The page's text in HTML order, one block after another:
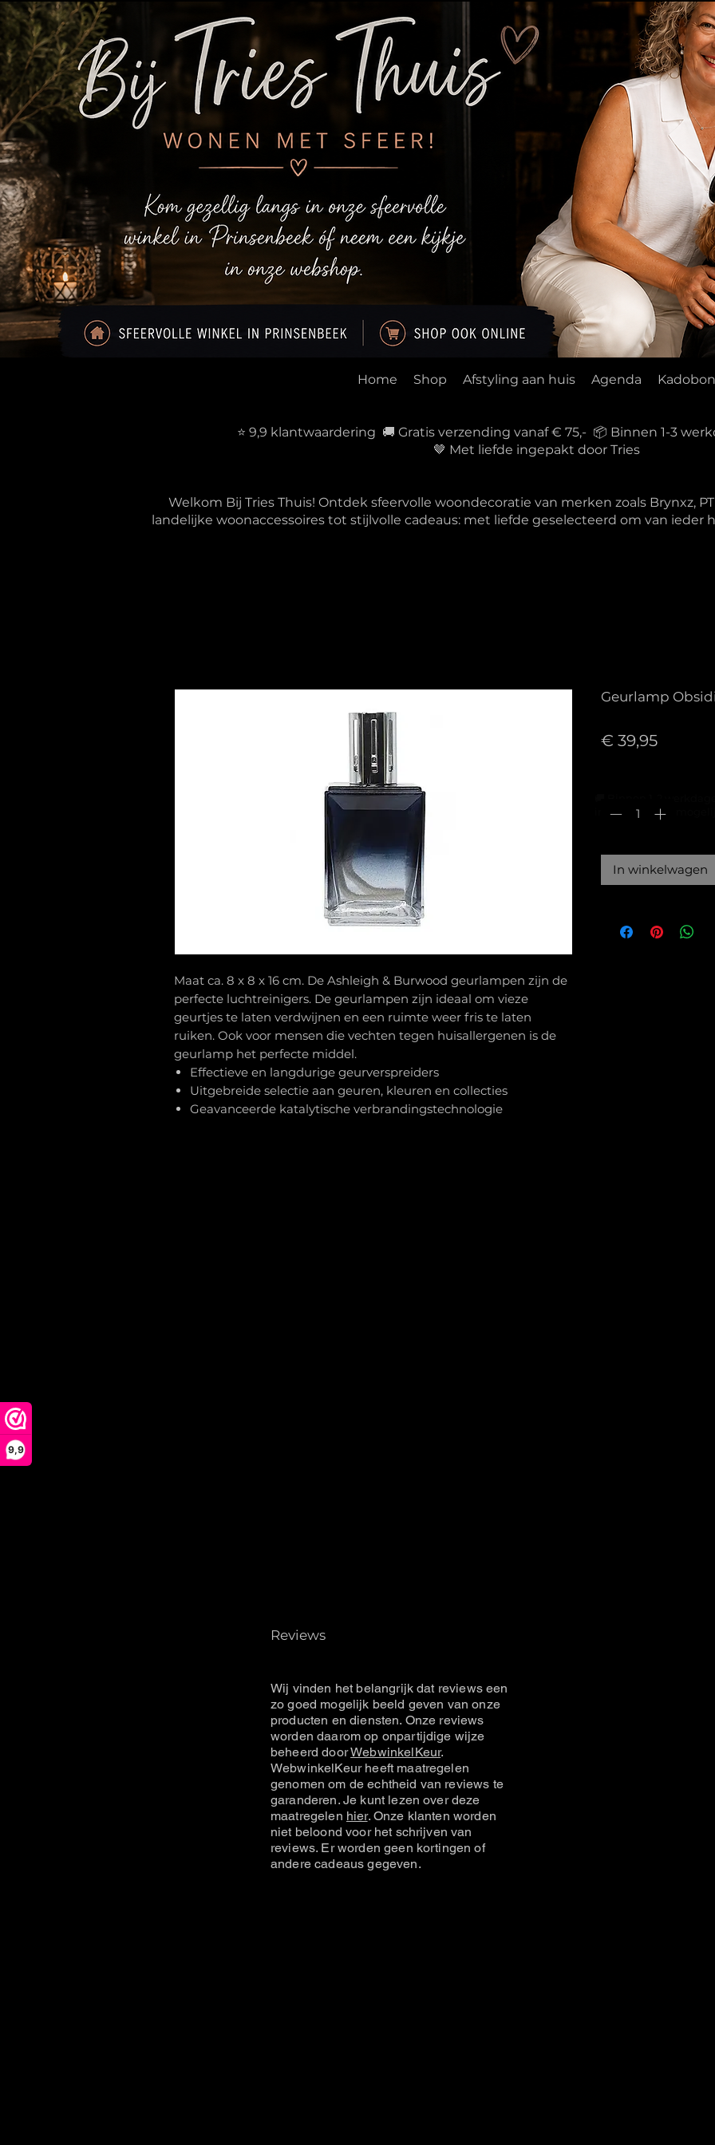
9,9
Home Shop Afstyling aan huis Agenda Kadobon
⭐ 9,9 klantwaardering 🚚 Gratis verzending vanaf € 75,- 📦 Binnen 1-3
🤎 Met liefde ingepakt door Tries
Welkom Bij Tries Thuis! Ontdek sfeervolle woondecoratie van merken zoals Brynxz,
landelijke woonaccessoires tot stijlvolle cadeaus: met liefde geselecteerd om van ieder
om je eigen
om je eigen tekst toe te
om je eigen
in Prinsenbeek
Maat ca. 8 x 8 x 16 cm. De Ashleigh & Burwood geurlampen zijn de
perfecte luchtreinigers. De geurlampen zijn ideaal om vieze
geurtjes te laten verdwijnen en een ruimte weer fris te laten
ruiken. Ook voor mensen die vechten tegen huisallergenen is de
geurlamp het perfecte middel.
Effectieve en langdurige geurverspreiders
Uitgebreide selectie aan geuren, kleuren en collecties
Geavanceerde katalytische verbrandingstechnologie
Geurlamp
€ 39,95Prijs
In winkelwagen
Reviews
Wij vinden het belangrijk dat reviews een
zo goed mogelijk beeld geven van onze
producten en diensten. Onze reviews
worden daarom op onpartijdige wijze
beheerd doorWebwinkelKeur.
WebwinkelKeur heeft maatregelen
genomen om de echtheid van reviews te
garanderen. Je kunt lezen over deze
maatregelen hier. Onze klanten worden
niet beloond voor het schrijven van
reviews. Er worden geen kortingen of
andere cadeaus gegeven.